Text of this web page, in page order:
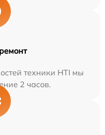
техники HTI мы
2 часов.